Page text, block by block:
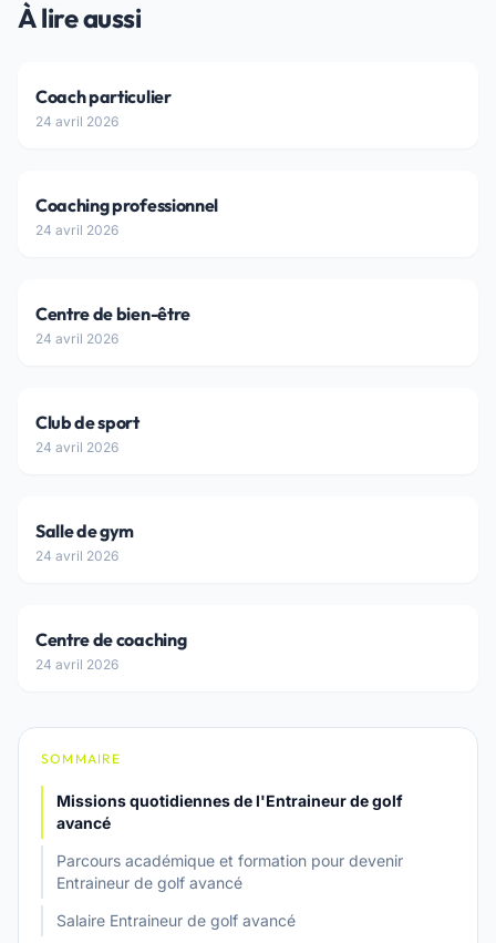
À lire aussi
Coach particulier
24 avril 2026
Coaching professionnel
24 avril 2026
Centre de bien-être
24 avril 2026
Club de sport
24 avril 2026
Salle de gym
24 avril 2026
Centre de coaching
24 avril 2026
SOMMAIRE
Missions quotidiennes de l'Entraineur de golf
avancé
Parcours académique et formation pour devenir
Entraineur de golf avancé
Salaire Entraineur de golf avancé